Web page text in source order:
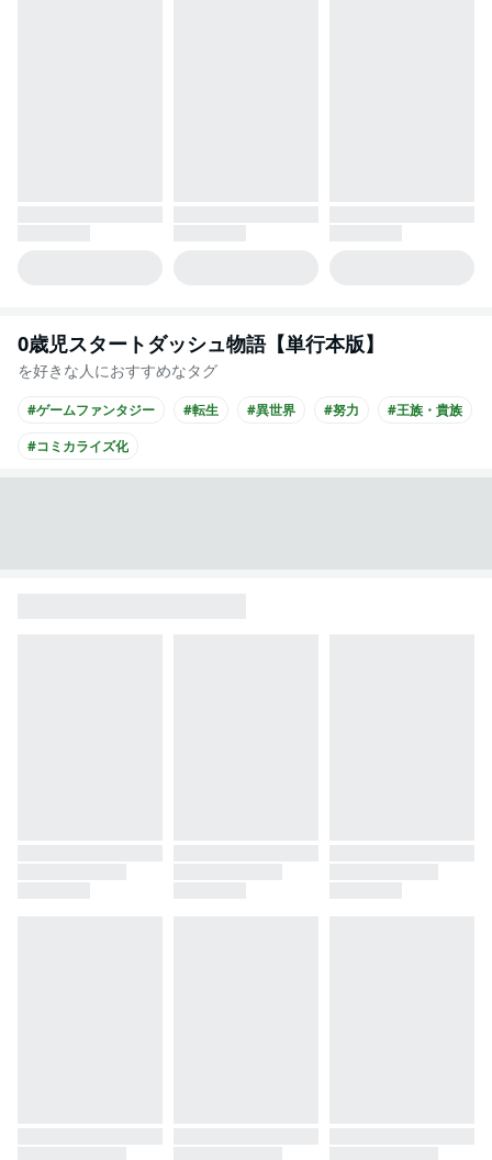
0歳児スタートダッシュ物語【単行本版】
を好きな人におすすめなタグ
#ゲームファンタジー #転生 #異世界 #努力
#王族・貴族
#コミカライズ化